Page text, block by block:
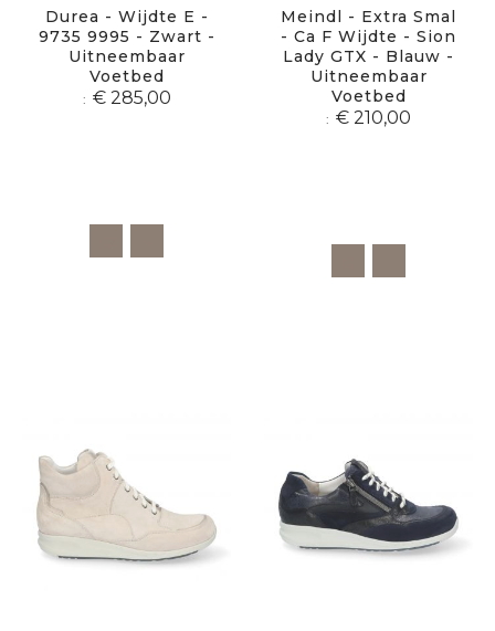
Durea - Wijdte E -
9735 9995 - Zwart -
Uitneembaar
Voetbed
€ 285,00
Meindl - Extra Smal
- Ca F Wijdte - Sion
Lady GTX - Blauw -
Uitneembaar
Voetbed
€ 210,00